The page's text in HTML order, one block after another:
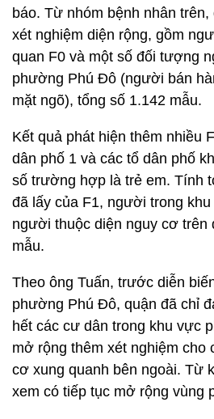
báo. Từ nhóm bệnh nhân
xét nghiệm diện rộng, gồm
quan F0 và một số đối tượng
phường Phú Đô (người bán
mặt ngõ), tổng số 1.142 mẫu.
Kết quả phát hiện thêm nhiều
dân phố 1 và các tổ dân phố
số trường hợp là trẻ em. Tính
đã lấy của F1, người trong
người thuộc diện nguy cơ trên
mẫu.
Theo ông Tuấn, trước diễn
phường Phú Đô, quận đã chỉ
hết các cư dân trong khu vực
mở rộng thêm xét nghiệm cho
cơ xung quanh bên ngoài. Từ
xem có tiếp tục mở rộng vùng